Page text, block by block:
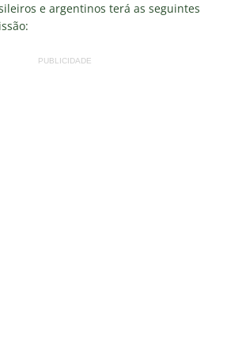
e argentinos terá as seguintes
PUBLICIDADE